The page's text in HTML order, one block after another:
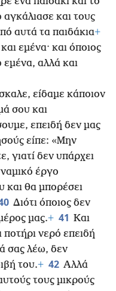
αγκάλιασε και τους
αυτά τα παιδάκια+
εμένα· και όποιος
εμένα, αλλά και
είδαμε κάποιον
σου και
επειδή δεν μας
είπε: «Μην
γιατί δεν υπάρχει
έργο
και θα μπορέσει
Διότι όποιος δεν
μας.+ 41 Και
ποτήρι νερό επειδή
σας λέω, δεν
του.+ 42 Αλλά
τους μικρούς